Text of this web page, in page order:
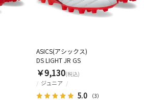
ジュニア
5.0 （3）
ASICS(アシックス)
DS LIGHT JR GS
￥9,130(税込)